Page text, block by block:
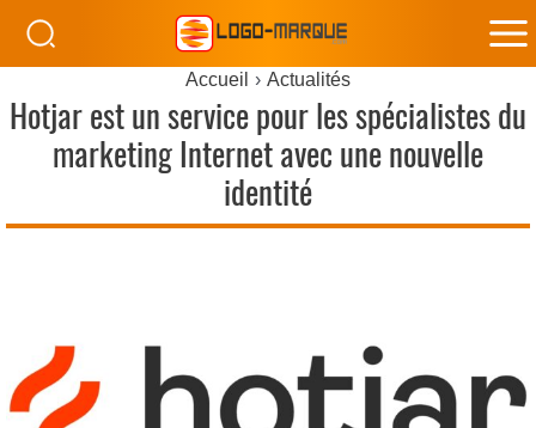
Accueil Actualités
Hotjar est un service pour les spécialistes du
marketing Internet avec une nouvelle
identité